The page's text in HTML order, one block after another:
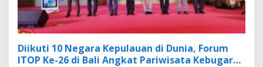
Diikuti 10 Negara Kepulauan di Dunia, Forum
ITOP Ke-26 di Bali Angkat Pariwisata Kebugaran